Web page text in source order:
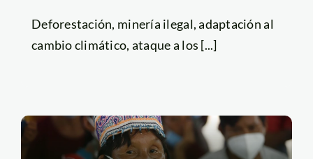
Deforestación, minería ilegal, adaptación al
cambio climático, ataque a los [...]